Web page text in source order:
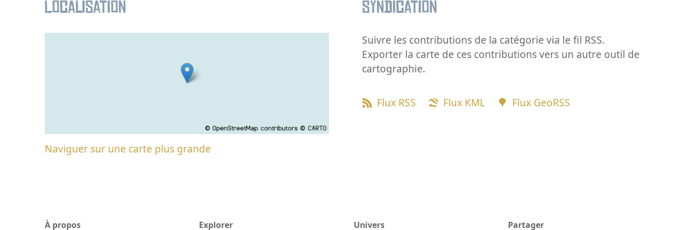
Localisation
Naviguer sur une carte plus grande
Syndication
Suivre les contributions de la catégorie via le fil RSS.
Exporter la carte de ces contributions vers un autre outil de
cartographie.
Flux RSS Flux KML Flux GeoRSS
À propos Explorer Univers Partager